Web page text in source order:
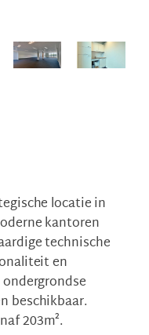
locatie in
kantoren
technische
en
beschikbaar.
203m².